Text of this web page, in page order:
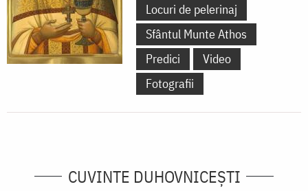
Locuri de pelerinaj
Sfântul Munte Athos
Predici
Video
Fotografii
CUVINTE DUHOVNICEȘTI